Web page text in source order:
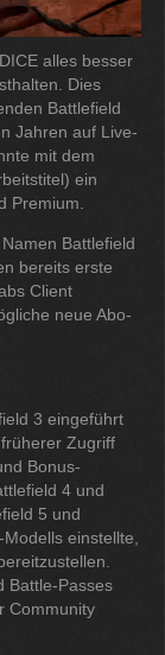
alles besser
Dies
Battlefield
Jahren auf Live-
mit dem
ein
Premium.
Battlefield
bereits erste
Client
neue Abo-
3 eingeführt
Zugriff
Bonus-
4 und
5 und
einstellte,
Battle-Passes
Community